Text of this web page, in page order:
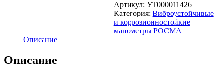
Артикул: УТ000011426
Категория: Виброустойчивые
и коррозионностойкие
манометры РОСМА
Описание
Описание